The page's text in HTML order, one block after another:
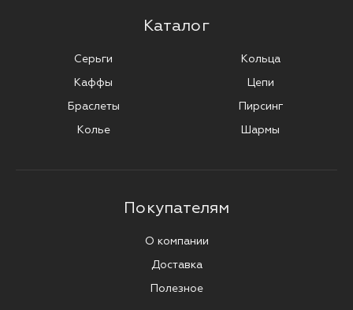
Каталог
Серьги
Каффы
Браслеты
Колье
Кольца
Цепи
Пирсинг
Шармы
Покупателям
О компании
Доставка
Полезное